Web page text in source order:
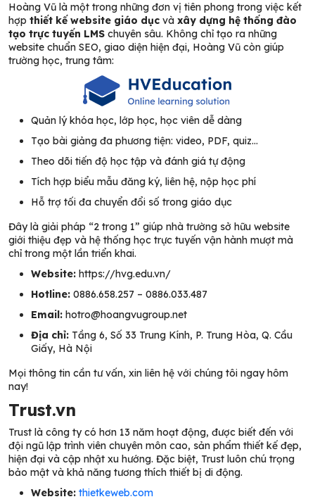
Hoàng Vũ là một trong những đơn vị tiên phong trong việc kết
hợp thiết kế website giáo dục và xây dựng hệ thống đào
tạo trực tuyến LMS chuyên sâu. Không chỉ tạo ra những
website chuẩn SEO, giao diện hiện đại, Hoàng Vũ còn giúp
trường học, trung tâm:
Quản lý khóa học, lớp học, học viên dễ dàng
Tạo bài giảng đa phương tiện: video, PDF, quiz…
Theo dõi tiến độ học tập và đánh giá tự động
Tích hợp biểu mẫu đăng ký, liên hệ, nộp học phí
Hỗ trợ tối đa chuyển đổi số trong giáo dục
Đây là giải pháp “2 trong 1” giúp nhà trường sở hữu website
giới thiệu đẹp và hệ thống học trực tuyến vận hành mượt mà
chỉ trong một lần triển khai.
Website: https://hvg.edu.vn/
Hotline: 0886.658.257 – 0886.033.487
Email: hotro@hoangvugroup.net
Địa chỉ: Tầng 6, Số 33 Trung Kính, P. Trung Hòa, Q. Cầu
Giấy, Hà Nội
Mọi thông tin cần tư vấn, xin liên hệ với chúng tôi ngay hôm
nay!
Trust.vn
Trust là công ty có hơn 13 năm hoạt động, được biết đến với
đội ngũ lập trình viên chuyên môn cao, sản phẩm thiết kế đẹp,
hiện đại và cập nhật xu hướng. Đặc biệt, Trust luôn chú trọng
bảo mật và khả năng tương thích thiết bị di động.
Website: thietkeweb.com